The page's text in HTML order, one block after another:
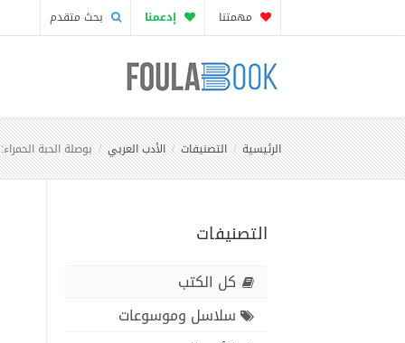
مهمتنا إدعمنا بحث متقدم
الرئيسية التصنيفات الأدب العربي بوصلة الحبة
التصنيفات
كل الكتب
سلاسل وموسوعات